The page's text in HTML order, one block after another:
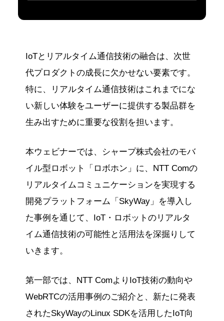
IoTとリアルタイム通信技術の融合は、次世
代プロダクトの成長に欠かせない要素です。
特に、リアルタイム通信技術はこれまでにな
い新しい体験をユーザーに提供する製品群を
生み出すために重要な役割を担います。
本ウェビナーでは、シャープ株式会社のモバ
イル型ロボット「ロボホン」に、NTT Comの
リアルタイムコミュニケーションを実現する
開発プラットフォーム「SkyWay」を導入し
た事例を通じて、IoT・ロボットのリアルタ
イム通信技術の可能性と活用法を深掘りして
いきます。
第一部では、NTT ComよりIoT技術の動向や
WebRTCの活用事例のご紹介と、新たに発表
されたSkyWayのLinux SDKを活用したIoT向